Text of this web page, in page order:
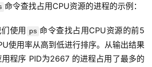
命令查找占用CPU资源的进程的示例：
使用 ps 命令查找占用CPU资源的前5
使用率从高到低进行排序。从输出结果
程序 PID为2667 的进程占用了最多的